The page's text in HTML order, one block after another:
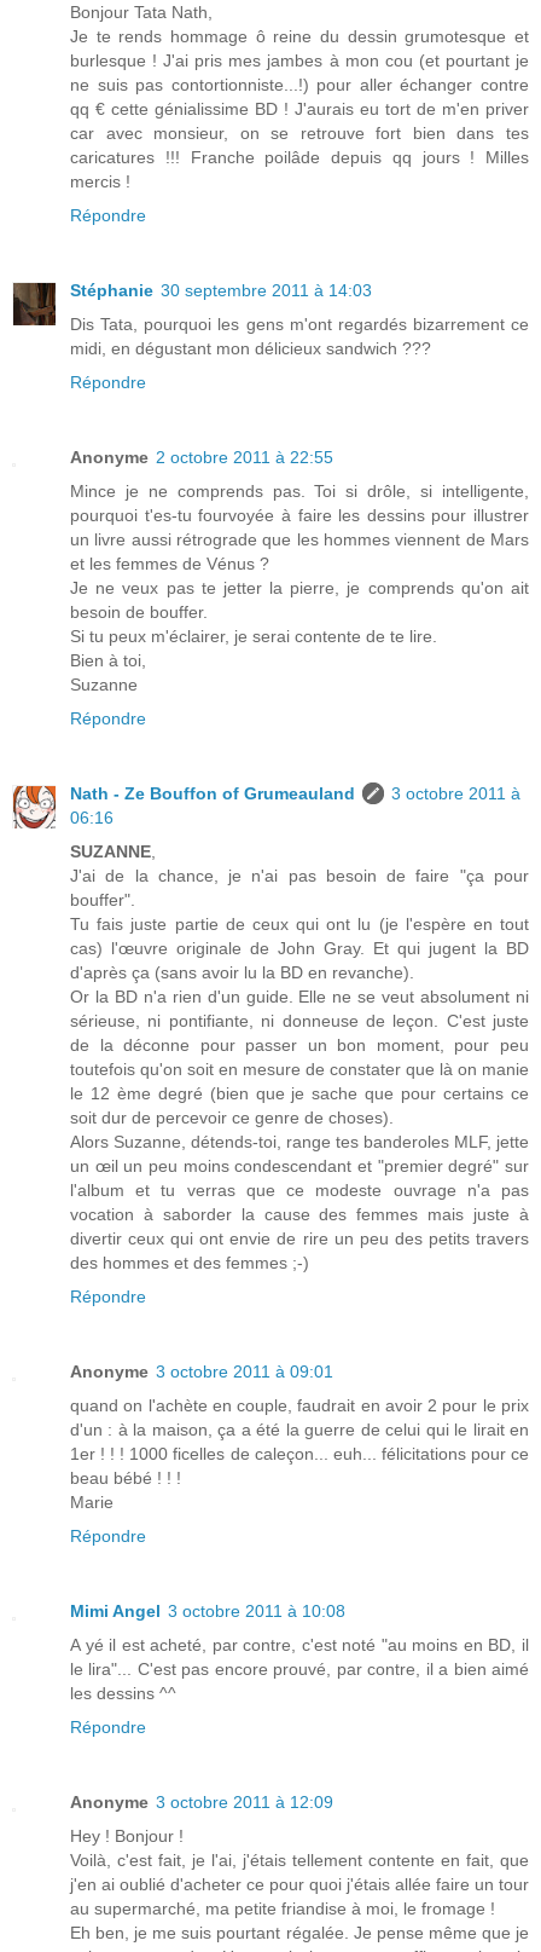
Bonjour Tata Nath,
Je te rends hommage ô reine du dessin grumotesque et
burlesque ! J'ai pris mes jambes à mon cou (et pourtant je
ne suis pas contortionniste...!) pour aller échanger contre
qq € cette génialissime BD ! J'aurais eu tort de m'en priver
car avec monsieur, on se retrouve fort bien dans tes
caricatures !!! Franche poilâde depuis qq jours ! Milles
mercis !
Répondre
Stéphanie 30 septembre 2011 à 14:03
Dis Tata, pourquoi les gens m'ont regardés bizarrement ce
midi, en dégustant mon délicieux sandwich ???
Répondre
Anonyme 2 octobre 2011 à 22:55
Mince je ne comprends pas. Toi si drôle, si intelligente,
pourquoi t'es-tu fourvoyée à faire les dessins pour illustrer
un livre aussi rétrograde que les hommes viennent de Mars
et les femmes de Vénus ?
Je ne veux pas te jetter la pierre, je comprends qu'on ait
besoin de bouffer.
Si tu peux m'éclairer, je serai contente de te lire.
Bien à toi,
Suzanne
Répondre
Nath - Ze Bouffon of Grumeauland
3 octobre 2011 à
06:16
SUZANNE
J'ai de la chance, je n'ai pas besoin de faire "ça pour
bouffer".
Tu fais juste partie de ceux qui ont lu (je l'espère en tout
cas) l'œuvre originale de John Gray. Et qui jugent la BD
d'après ça (sans avoir lu la BD en revanche).
Or la BD n'a rien d'un guide. Elle ne se veut absolument ni
sérieuse, ni pontifiante, ni donneuse de leçon. C'est juste
de la déconne pour passer un bon moment, pour peu
toutefois qu'on soit en mesure de constater que là on manie
le 12 ème degré (bien que je sache que pour certains ce
soit dur de percevoir ce genre de choses).
Alors Suzanne, détends-toi, range tes banderoles MLF, jette
un œil un peu moins condescendant et "premier degré" sur
l'album et tu verras que ce modeste ouvrage n'a pas
vocation à saborder la cause des femmes mais juste à
divertir ceux qui ont envie de rire un peu des petits travers
des hommes et des femmes ;-)
Répondre
Anonyme 3 octobre 2011 à 09:01
quand on l'achète en couple, faudrait en avoir 2 pour le prix
d'un : à la maison, ça a été la guerre de celui qui le lirait en
1er ! ! ! 1000 ficelles de caleçon... euh... félicitations pour ce
beau bébé ! ! !
Marie
Répondre
Mimi Angel 3 octobre 2011 à 10:08
A yé il est acheté, par contre, c'est noté "au moins en BD, il
le lira"... C'est pas encore prouvé, par contre, il a bien aimé
les dessins ^^
Répondre
Anonyme 3 octobre 2011 à 12:09
Hey ! Bonjour !
Voilà, c'est fait, je l'ai, j'étais tellement contente en fait, que
j'en ai oublié d'acheter ce pour quoi j'étais allée faire un tour
au supermarché, ma petite friandise à moi, le fromage !
Eh ben, je me suis pourtant régalée. Je pense même que je